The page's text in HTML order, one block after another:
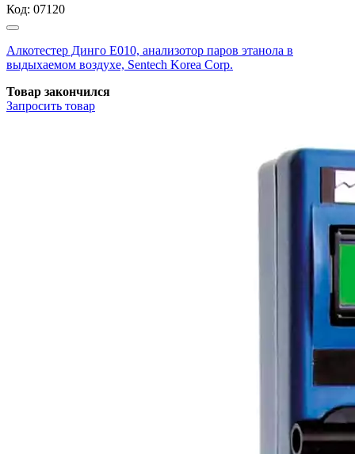
Код: 07120
Алкотестер Динго Е010, анализотор паров этанола в
выдыхаемом воздухе, Sentech Korea Corp.
Товар закончился
Запросить товар